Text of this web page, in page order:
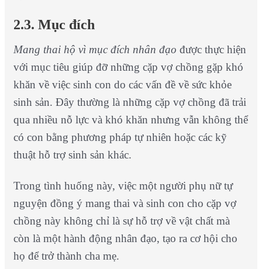
2.3. Mục đích
Mang thai hộ vì mục đích nhân đạo được thực hiện
với mục tiêu giúp đỡ những cặp vợ chồng gặp khó
khăn về việc sinh con do các vấn đề về sức khỏe
sinh sản. Đây thường là những cặp vợ chồng đã trải
qua nhiều nỗ lực và khó khăn nhưng vẫn không thể
có con bằng phương pháp tự nhiên hoặc các kỹ
thuật hỗ trợ sinh sản khác.
Trong tình huống này, việc một người phụ nữ tự
nguyện đồng ý mang thai và sinh con cho cặp vợ
chồng này không chỉ là sự hỗ trợ về vật chất mà
còn là một hành động nhân đạo, tạo ra cơ hội cho
họ để trở thành cha mẹ.